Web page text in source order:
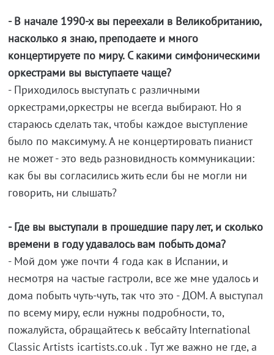
- В начале 1990-х вы переехали в Великобританию,
насколько я знаю, преподаете и много
концертируете по миру. С какими симфоническими
оркестрами вы выступаете чаще?
- Приходилось выступать с различными
оркестрами,оркестры не всегда выбирают. Но я
стараюсь сделать так, чтобы каждое выступление
было по максимуму. А не концертировать пианист
не может - это ведь разновидность коммуникации:
как бы вы согласились жить если бы не могли ни
говорить, ни слышать?
- Где вы выступали в прошедшие пару лет, и сколько
времени в году удавалось вам побыть дома?
- Мой дом уже почти 4 года как в Испании, и
несмотря на частые гастроли, все же мне удалось и
дома побыть чуть-чуть, так что это - ДОМ. А выступал
по всему миру, если нужны подробности, то,
пожалуйста, обращайтесь к вебсайту International
Classic Artists icartists.co.uk . Тут же важно не где, а